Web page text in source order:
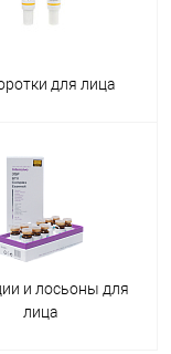
для лица
и лосьоны для
лица